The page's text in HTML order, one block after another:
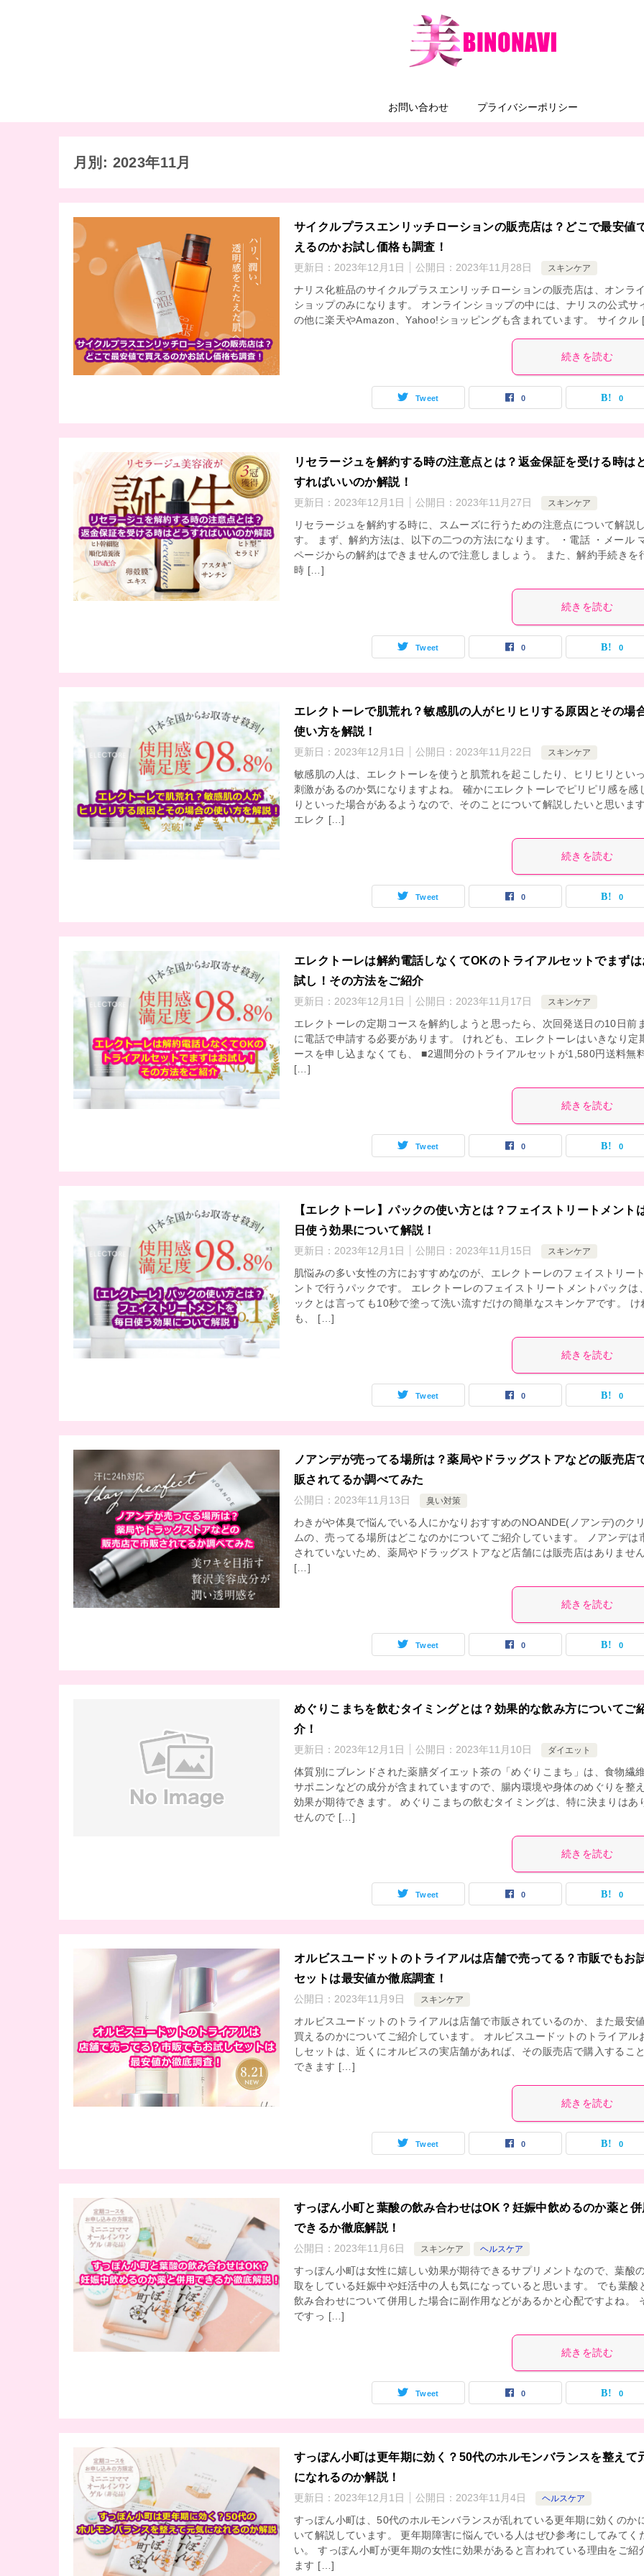
お問い合わせ プライバシーポリシー
月別: 2023年11月
サイクルプラスエンリッチローションの販売店は？どこで最安値
えるのかお試し価格も調査！
更新日： 2023年12月1日 公開日： 2023年11月28日 スキンケア
ナリス化粧品のサイクルプラスエンリッチローションの販売店は、オンラ
ショップのみになります。 オンラインショップの中には、ナリスの公式サ
の他に楽天やAmazon、Yahoo!ショッピングも含まれています。 サイク
続きを読む
Tweet 0 0
リセラージュを解約する時の注意点とは？返金保証を受ける時は
すればいいのか解説！
更新日： 2023年12月1日 公開日： 2023年11月27日 スキンケア
リセラージュを解約する時に、スムーズに行うための注意点について解説
す。 まず、解約方法は、以下の二つの方法になります。 ・電話 ・メール
ページからの解約はできませんので注意しましょう。 また、解約手続きを
時 […]
続きを読む
Tweet 0 0
エレクトーレで肌荒れ？敏感肌の人がヒリヒリする原因とその場
使い方を解説！
更新日： 2023年12月1日 公開日： 2023年11月22日 スキンケア
敏感肌の人は、エレクトーレを使うと肌荒れを起こしたり、ヒリヒリとい
刺激があるのか気になりますよね。 確かにエレクトーレでピリピリ感を感
りといった場合があるようなので、そのことについて解説したいと思います
エレク […]
続きを読む
Tweet 0 0
エレクトーレは解約電話しなくてOKのトライアルセットでまずは
試し！その方法をご紹介
更新日： 2023年12月1日 公開日： 2023年11月17日 スキンケア
エレクトーレの定期コースを解約しようと思ったら、次回発送日の10日前
に電話で申請する必要があります。 けれども、エレクトーレはいきなり定
ースを申し込まなくても、 ■2週間分のトライアルセットが1,580円送料無
[…]
続きを読む
Tweet 0 0
【エレクトーレ】パックの使い方とは？フェイストリートメント
日使う効果について解説！
更新日： 2023年12月1日 公開日： 2023年11月15日 スキンケア
肌悩みの多い女性の方におすすめなのが、エレクトーレのフェイストリー
ントで行うパックです。 エレクトーレのフェイストリートメントパックは
ックとは言っても10秒で塗って洗い流すだけの簡単なスキンケアです。 け
も、 […]
続きを読む
Tweet 0 0
ノアンデが売ってる場所は？薬局やドラッグストアなどの販売店
販されてるか調べてみた
公開日： 2023年11月13日 臭い対策
わきがや体臭で悩んでいる人にかなりおすすめのNOANDE(ノアンデ)のク
ムの、売ってる場所はどこなのかについてご紹介しています。 ノアンデは
されていないため、薬局やドラッグストアなど店舗には販売店はありません
[…]
続きを読む
Tweet 0 0
めぐりこまちを飲むタイミングとは？効果的な飲み方についてご
介！
更新日： 2023年12月1日 公開日： 2023年11月10日 ダイエット
体質別にブレンドされた薬膳ダイエット茶の「めぐりこまち」は、食物繊
サポニンなどの成分が含まれていますので、腸内環境や身体のめぐりを整
効果が期待できます。 めぐりこまちの飲むタイミングは、特に決まりはあ
せんので […]
続きを読む
Tweet 0 0
オルビスユードットのトライアルは店舗で売ってる？市販でもお
セットは最安値か徹底調査！
公開日： 2023年11月9日 スキンケア
オルビスユードットのトライアルは店舗で市販されているのか、また最安
買えるのかについてご紹介しています。 オルビスユードットのトライアル
しセットは、近くにオルビスの実店舗があれば、その販売店で購入するこ
できます […]
続きを読む
Tweet 0 0
すっぽん小町と葉酸の飲み合わせはOK？妊娠中飲めるのか薬と併
できるか徹底解説！
公開日： 2023年11月6日 スキンケア ヘルスケア
すっぽん小町は女性に嬉しい効果が期待できるサプリメントなので、葉酸
取をしている妊娠中や妊活中の人も気になっていると思います。 でも葉酸
飲み合わせについて併用した場合に副作用などがあるかと心配ですよね。
ですっ […]
続きを読む
Tweet 0 0
すっぽん小町は更年期に効く？50代のホルモンバランスを整えて
になれるのか解説！
更新日： 2023年12月1日 公開日： 2023年11月4日 ヘルスケア
すっぽん小町は、50代のホルモンバランスが乱れている更年期に効くのか
いて解説しています。 更年期障害に悩んでいる人はぜひ参考にしてみてく
い。 すっぽん小町が更年期の女性に効果があると言われている理由をご紹
ます […]